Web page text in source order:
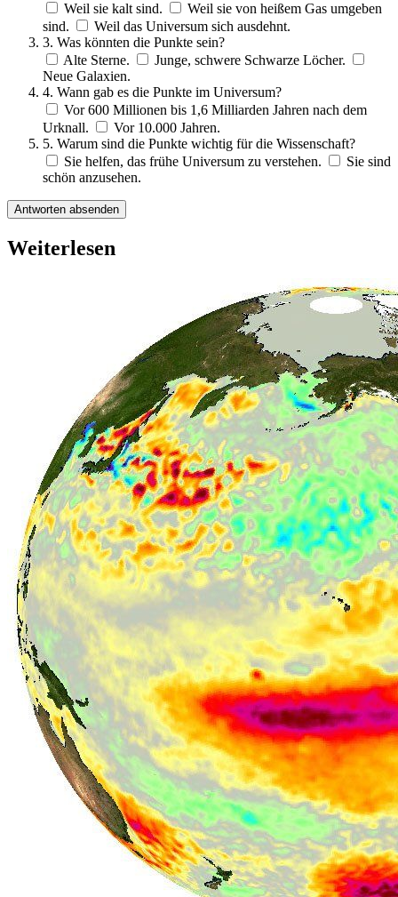
Weil sie kalt sind.
Weil sie von heißem Gas umgeben
sind.
Weil das Universum sich ausdehnt.
3. Was könnten die Punkte sein?
Alte Sterne.
Junge, schwere Schwarze Löcher.
Neue Galaxien.
4. Wann gab es die Punkte im Universum?
Vor 600 Millionen bis 1,6 Milliarden Jahren nach dem
Urknall.
Vor 10.000 Jahren.
5. Warum sind die Punkte wichtig für die Wissenschaft?
Sie helfen, das frühe Universum zu verstehen.
Sie sind
schön anzusehen.
Antworten absenden
Weiterlesen